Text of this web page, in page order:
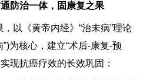
防治一体，固康复之果
以《黄帝内经》“治未病”理论
为核心，建立“术后-康复-预
现抗癌疗效的长效巩固：